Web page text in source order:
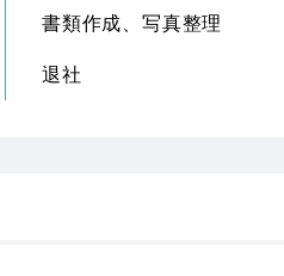
書類作成、写真整理
退社